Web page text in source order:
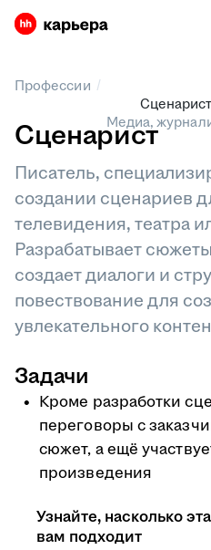
Профессии /
Сценарист
Медиа,
Сценарист
Писатель,
создании сценариев
телевидения, театра
Разрабатывает
создает диалоги и
повествование для
увлекательного
Задачи
Кроме разработки
переговоры с
сюжет, а ещё
произведения
Узнайте, насколько
вам подходит